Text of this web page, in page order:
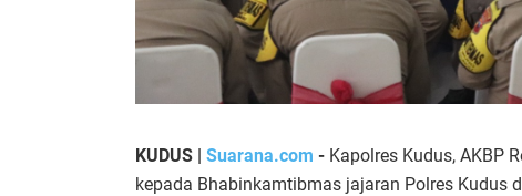
KUDUS | Suarana.com - Kapolres Kudus, AKBP
kepada Bhabinkamtibmas jajaran Polres Kudus